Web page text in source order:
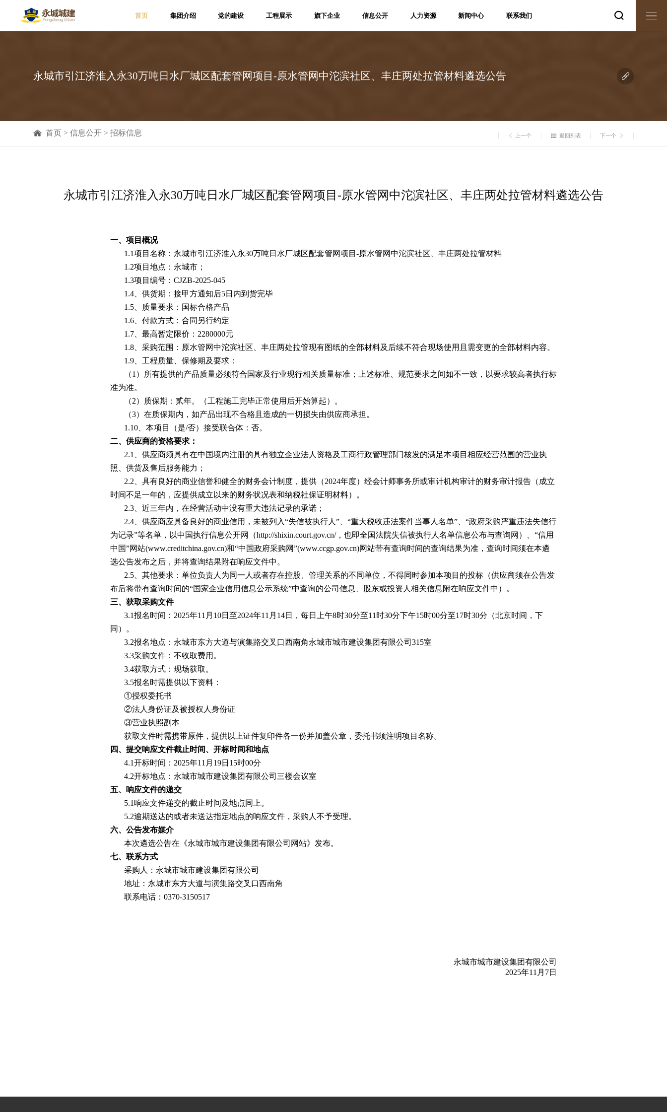
集团介绍
集团简介
集团领导
企业荣誉
集团文化
党的建设
党群信息
党内学习
工程展示
工程展示
旗下企业
旗下企业
信息公开
通知公告
结果公示
人力资源
招聘信息
新闻中心
集团新闻
永城动态
联系我们
企业荣誉 党内学习 结果公示 永城动态
首页 集团介绍 党的建设 工程展示 旗下企业 信息公开 人力资源 新闻中心 联系我们 
永城市引江济淮入永30万吨日水厂城区配套管网项目-原水管网中沱滨社区、丰庄两处拉管材料遴选公告 
 首页 >信息公开 >招标信息  上一个  返回列表 下一个 
永城市引江济淮入永30万吨日水厂城区配套管网项目-原水管网中沱滨社区、丰庄两处拉管材料遴选公告
一、项目概况
1.1项目名称：永城市引江济淮入永30万吨日水厂城区配套管网项目-原水管网中沱滨社区、丰庄两处拉管材料
1.2项目地点：永城市；
1.3项目编号：CJZB-2025-045
1.4、供货期：接甲方通知后5日内到货完毕
1.5、质量要求：国标合格产品
1.6、付款方式：合同另行约定
1.7、最高暂定限价：2280000元
1.8、采购范围：原水管网中沱滨社区、丰庄两处拉管现有图纸的全部材料及后续不符合现场使用且需变更的全部材料内容。
1.9、工程质量、保修期及要求：
（1）所有提供的产品质量必须符合国家及行业现行相关质量标准；上述标准、规范要求之间如不一致，以要求较高者执行标
准为准。
（2）质保期：贰年。（工程施工完毕正常使用后开始算起）。
（3）在质保期内，如产品出现不合格且造成的一切损失由供应商承担。
1.10、本项目（是/否）接受联合体：否。
二、供应商的资格要求：
2.1、供应商须具有在中国境内注册的具有独立企业法人资格及工商行政管理部门核发的满足本项目相应经营范围的营业执
照、供货及售后服务能力；
2.2、具有良好的商业信誉和健全的财务会计制度，提供（2024年度）经会计师事务所或审计机构审计的财务审计报告（成立
时间不足一年的，应提供成立以来的财务状况表和纳税社保证明材料）。
2.3、近三年内，在经营活动中没有重大违法记录的承诺；
2.4、供应商应具备良好的商业信用，未被列入“失信被执行人”、“重大税收违法案件当事人名单”、“政府采购严重违法失信行
为记录”等名单，以中国执行信息公开网（http://shixin.court.gov.cn/，也即全国法院失信被执行人名单信息公布与查询网）、“信用
中国”网站(www.creditchina.gov.cn)和“中国政府采购网”(www.ccgp.gov.cn)网站带有查询时间的查询结果为准，查询时间须在本遴
选公告发布之后，并将查询结果附在响应文件中。
2.5、其他要求：单位负责人为同一人或者存在控股、管理关系的不同单位，不得同时参加本项目的投标（供应商须在公告发
布后将带有查询时间的“国家企业信用信息公示系统”中查询的公司信息、股东或投资人相关信息附在响应文件中）。
三、获取采购文件
3.1报名时间：2025年11月10日至2024年11月14日，每日上午8时30分至11时30分下午15时00分至17时30分（北京时间，下
同）。
3.2报名地点：永城市东方大道与演集路交叉口西南角永城市城市建设集团有限公司315室
3.3采购文件：不收取费用。
3.4获取方式：现场获取。
3.5报名时需提供以下资料：
①授权委托书
②法人身份证及被授权人身份证
③营业执照副本
获取文件时需携带原件，提供以上证件复印件各一份并加盖公章，委托书须注明项目名称。
四、提交响应文件截止时间、开标时间和地点
4.1开标时间：2025年11月19日15时00分
4.2开标地点：永城市城市建设集团有限公司三楼会议室
五、响应文件的递交
5.1响应文件递交的截止时间及地点同上。
5.2逾期送达的或者未送达指定地点的响应文件，采购人不予受理。
六、公告发布媒介
本次遴选公告在《永城市城市建设集团有限公司网站》发布。
七、联系方式
采购人：永城市城市建设集团有限公司
地址：永城市东方大道与演集路交叉口西南角
联系电话：0370-3150517
永城市城市建设集团有限公司
2025年11月7日